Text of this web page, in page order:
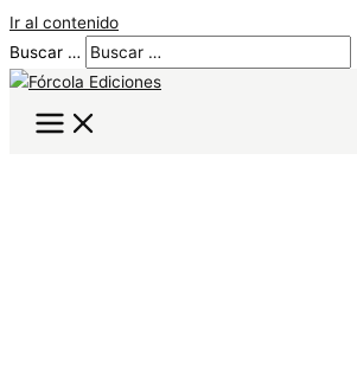
Ir al contenido
Buscar …